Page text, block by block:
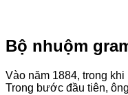
Bộ nhuộm
Vào năm 1884, trong
Trong bước đầu tiên,